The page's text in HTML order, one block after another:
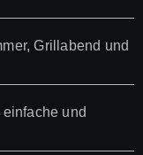
Grillabend und
und